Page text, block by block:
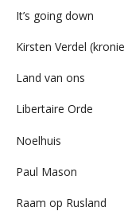
It’s going down
Kirsten Verdel
Land van ons
Libertaire Orde
Noelhuis
Paul Mason
Raam op Rusland